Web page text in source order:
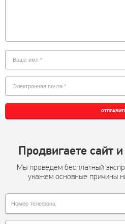
Продвигаете сайт и
Мы проведем бесплатный
укажем основные причины